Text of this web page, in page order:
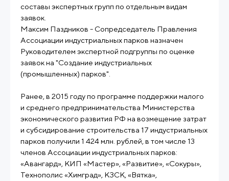
составы экспертных групп по отдельным видам
заявок.
Максим Паздников - Сопредседатель Правления
Ассоциации индустриальных парков назначен
Руководителем экспертной подгруппы по оценке
заявок на "Создание индустриальных
(промышленных) парков".
Ранее, в 2015 году по программе поддержки малого
и среднего предпринимательства Министерства
экономического развития РФ на возмещение затрат
и субсидирование строительства 17 индустриальных
парков получили 1 424 млн. рублей, в том числе 13
членов Ассоциации индустриальных парков:
«Авангард», КИП «Мастер», «Развитие», «Сокуры»,
Технополис «Химград», КЗСК, «Вятка»,